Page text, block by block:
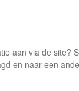
aan via de site?
en naar een